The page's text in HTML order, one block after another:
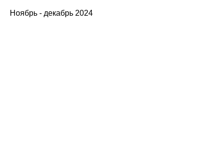
Ноябрь - декабрь 2024